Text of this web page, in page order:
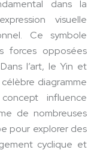
dans la
visuelle
Ce symbole
forces opposées
l’art, le Yin et
diagramme
influence
de nombreuses
pour explorer des
cyclique et